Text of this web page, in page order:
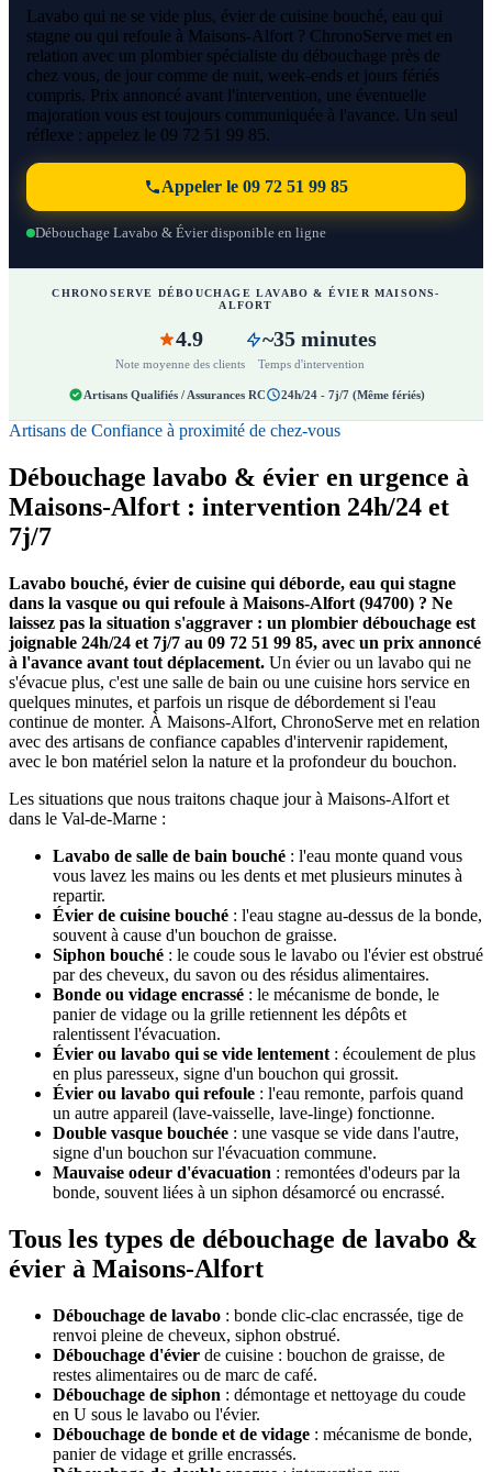
Lavabo qui ne se vide plus, évier de cuisine bouché, eau qui
stagne ou qui refoule à Maisons-Alfort ? ChronoServe met en
relation avec un plombier spécialiste du débouchage près de
chez vous, de jour comme de nuit, week-ends et jours fériés
compris. Prix annoncé avant l'intervention, une éventuelle
majoration vous est toujours communiquée à l'avance. Un seul
réflexe : appelez le 09 72 51 99 85.
Appeler le 09 72 51 99 85
Débouchage Lavabo & Évier disponible en ligne
CHRONOSERVE DÉBOUCHAGE LAVABO & ÉVIER MAISONS-
ALFORT
4.9
Note moyenne des clients
~35 minutes
Temps d'intervention
Artisans Qualifiés / Assurances RC 24h/24 - 7j/7 (Même fériés)
Artisans de Confiance à proximité de chez-vous
Débouchage lavabo & évier en urgence à
Maisons-Alfort : intervention 24h/24 et
7j/7
Lavabo bouché, évier de cuisine qui déborde, eau qui stagne
dans la vasque ou qui refoule à Maisons-Alfort (94700) ? Ne
laissez pas la situation s'aggraver : un plombier débouchage est
joignable 24h/24 et 7j/7 au 09 72 51 99 85, avec un prix annoncé
à l'avance avant tout déplacement. Un évier ou un lavabo qui ne
s'évacue plus, c'est une salle de bain ou une cuisine hors service en
quelques minutes, et parfois un risque de débordement si l'eau
continue de monter. À Maisons-Alfort, ChronoServe met en relation
avec des artisans de confiance capables d'intervenir rapidement,
avec le bon matériel selon la nature et la profondeur du bouchon.
Les situations que nous traitons chaque jour à Maisons-Alfort et
dans le Val-de-Marne :
Lavabo de salle de bain bouché : l'eau monte quand vous
vous lavez les mains ou les dents et met plusieurs minutes à
repartir.
Évier de cuisine bouché : l'eau stagne au-dessus de la bonde,
souvent à cause d'un bouchon de graisse.
Siphon bouché : le coude sous le lavabo ou l'évier est obstrué
par des cheveux, du savon ou des résidus alimentaires.
Bonde ou vidage encrassé : le mécanisme de bonde, le
panier de vidage ou la grille retiennent les dépôts et
ralentissent l'évacuation.
Évier ou lavabo qui se vide lentement : écoulement de plus
en plus paresseux, signe d'un bouchon qui grossit.
Évier ou lavabo qui refoule : l'eau remonte, parfois quand
un autre appareil (lave-vaisselle, lave-linge) fonctionne.
Double vasque bouchée : une vasque se vide dans l'autre,
signe d'un bouchon sur l'évacuation commune.
Mauvaise odeur d'évacuation : remontées d'odeurs par la
bonde, souvent liées à un siphon désamorcé ou encrassé.
Tous les types de débouchage de lavabo &
évier à Maisons-Alfort
Débouchage de lavabo : bonde clic-clac encrassée, tige de
renvoi pleine de cheveux, siphon obstrué.
Débouchage d'évier de cuisine : bouchon de graisse, de
restes alimentaires ou de marc de café.
Débouchage de siphon : démontage et nettoyage du coude
en U sous le lavabo ou l'évier.
Débouchage de bonde et de vidage : mécanisme de bonde,
panier de vidage et grille encrassés.